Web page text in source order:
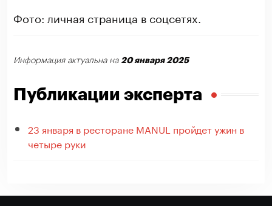
Фото: личная страница в соцсетях.
Информация актуальна на 20 января 2025
Публикации эксперта
23 января в ресторане MANUL пройдет ужин в
четыре руки